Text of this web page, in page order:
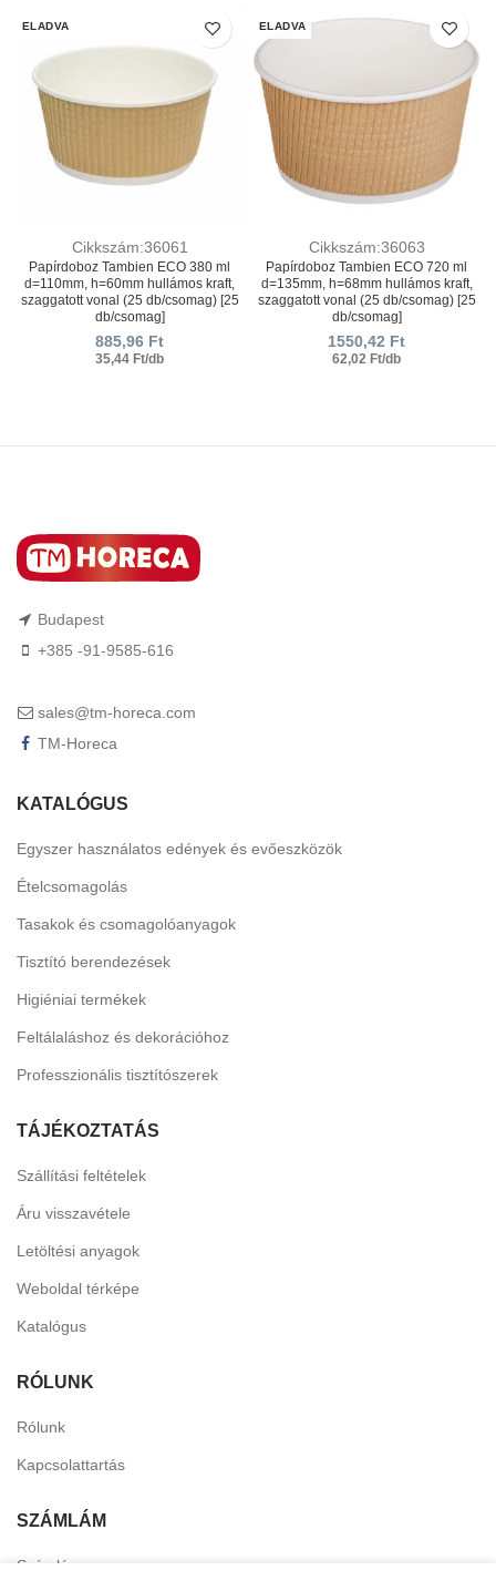
ELADVA
Cikkszám:36061
Papírdoboz Tambien ECO 380 ml
d=110mm, h=60mm hullámos kraft,
szaggatott vonal (25 db/csomag) [25
db/csomag]
885,96 Ft
35,44 Ft/db
ELADVA
Cikkszám:36063
Papírdoboz Tambien ECO 720 ml
d=135mm, h=68mm hullámos kraft,
szaggatott vonal (25 db/csomag) [25
db/csomag]
1550,42 Ft
62,02 Ft/db
Budapest
+385 -91-9585-616
sales@tm-horeca.com
TM-Horeca
KATALÓGUS
Egyszer használatos edények és evőeszközök
Ételcsomagolás
Tasakok és csomagolóanyagok
Tisztító berendezések
Higiéniai termékek
Feltálaláshoz és dekorációhoz
Professzionális tisztítószerek
TÁJÉKOZTATÁS
Szállítási feltételek
Áru visszavétele
Letöltési anyagok
Weboldal térképe
Katalógus
RÓLUNK
Rólunk
Kapcsolattartás
SZÁMLÁM
Számlám